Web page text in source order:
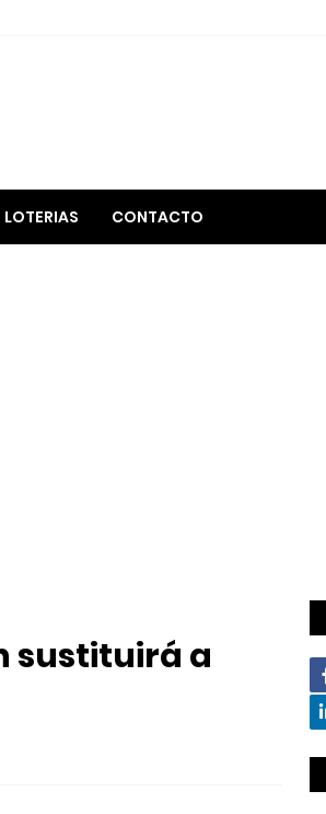
LOTERIAS CONTACTO
sustituirá a